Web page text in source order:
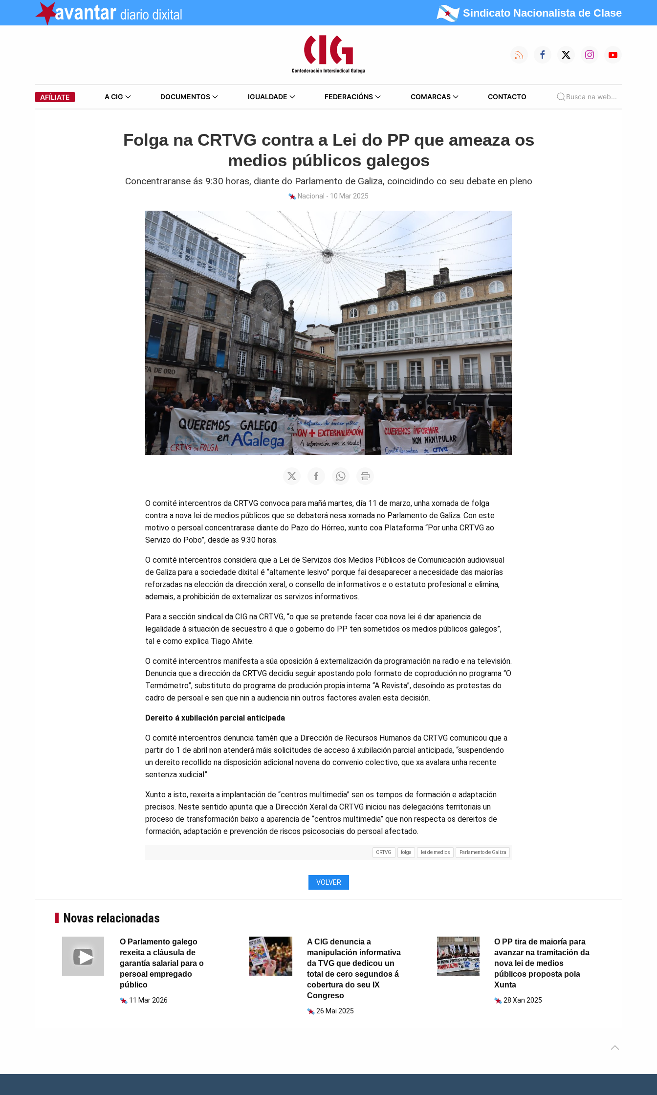
Sindicato Nacionalista de Clase
AFÍLIATE A CIG DOCUMENTOS IGUALDADE FEDERACIÓNS COMARCAS CONTACTO Busca na web...
Folga na CRTVG contra a Lei do PP que ameaza os
medios públicos galegos
Concentraranse ás 9:30 horas, diante do Parlamento de Galiza, coincidindo co seu debate en pleno
Nacional - 10 Mar 2025
O comité intercentros da CRTVG convoca para mañá martes, día 11 de marzo, unha xornada de folga
contra a nova lei de medios públicos que se debaterá nesa xornada no Parlamento de Galiza. Con este
motivo o persoal concentrarase diante do Pazo do Hórreo, xunto coa Plataforma “Por unha CRTVG ao
Servizo do Pobo”, desde as 9:30 horas.
O comité intercentros considera que a Lei de Servizos dos Medios Públicos de Comunicación audiovisual
de Galiza para a sociedade dixital é “altamente lesivo” porque fai desaparecer a necesidade das maiorías
reforzadas na elección da dirección xeral, o consello de informativos e o estatuto profesional e elimina,
ademais, a prohibición de externalizar os servizos informativos.
Para a sección sindical da CIG na CRTVG, “o que se pretende facer coa nova lei é dar apariencia de
legalidade á situación de secuestro á que o goberno do PP ten sometidos os medios públicos galegos”,
tal e como explica Tiago Alvite.
O comité intercentros manifesta a súa oposición á externalización da programación na radio e na televisión.
Denuncia que a dirección da CRTVG decidiu seguir apostando polo formato de coprodución no programa “O
Termómetro”, substituto do programa de produción propia interna “A Revista”, desoíndo as protestas do
cadro de persoal e sen que nin a audiencia nin outros factores avalen esta decisión.
Dereito á xubilación parcial anticipada
O comité intercentros denuncia tamén que a Dirección de Recursos Humanos da CRTVG comunicou que a
partir do 1 de abril non atenderá máis solicitudes de acceso á xubilación parcial anticipada, “suspendendo
un dereito recollido na disposición adicional novena do convenio colectivo, que xa avalara unha recente
sentenza xudicial”.
Xunto a isto, rexeita a implantación de “centros multimedia” sen os tempos de formación e adaptación
precisos. Neste sentido apunta que a Dirección Xeral da CRTVG iniciou nas delegacións territoriais un
proceso de transformación baixo a aparencia de “centros multimedia” que non respecta os dereitos de
formación, adaptación e prevención de riscos psicosociais do persoal afectado.
CRTVG folga lei de medios Parlamento de Galiza
VOLVER
Novas relacionadas
O Parlamento galego
rexeita a cláusula de
garantía salarial para o
persoal empregado
público
11 Mar 2026
A CIG denuncia a
manipulación informativa
da TVG que dedicou un
total de cero segundos á
cobertura do seu IX
Congreso
26 Mai 2025
O PP tira de maioría para
avanzar na tramitación da
nova lei de medios
públicos proposta pola
Xunta
28 Xan 2025